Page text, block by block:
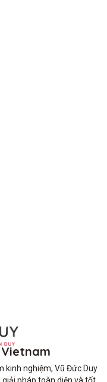
Vietnam
kinh nghiệm, Vũ Đức Duy